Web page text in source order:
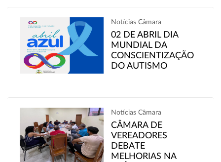
Notícias Câmara
02 DE ABRIL DIA
MUNDIAL DA
CONSCIENTIZAÇÃO
DO AUTISMO
Notícias Câmara
CÂMARA DE
VEREADORES
DEBATE
MELHORIAS NA